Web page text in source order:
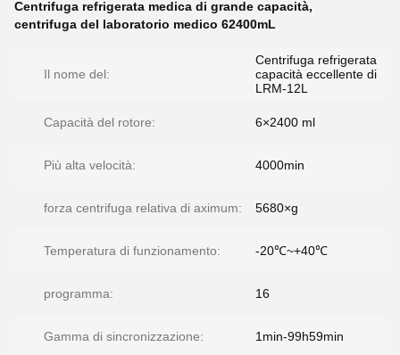
Centrifuga refrigerata medica di grande capacità,
centrifuga del laboratorio medico 62400mL
Il nome del:
Centrifuga refrigerata
capacità eccellente di
LRM-12L
Capacità del rotore: 6×2400 ml
Più alta velocità: 4000min
forza centrifuga relativa di aximum: 5680×g
Temperatura di funzionamento: -20℃~+40℃
programma: 16
Gamma di sincronizzazione: 1min-99h59min